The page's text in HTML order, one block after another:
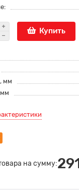
Купить
мм
на сумму: